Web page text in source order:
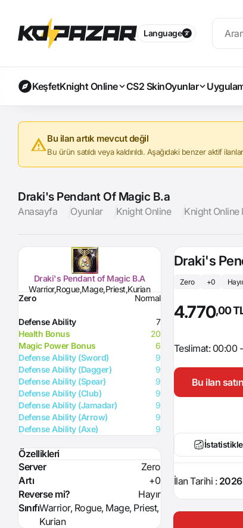
Language
KeşfetKnight Online CS2 SkinOyunlar
Bu ilan artık mevcut değil
Bu ürün satıldı veya kaldırıldı. Aşağıdaki benzer aktif
Draki's Pendant Of Magic B.a
Anasayfa Oyunlar Knight Online Knight Online
Draki's Pendant of Magic B.A
Warrior,Rogue,Mage,Priest,Kurian
Zero
Normal
Defense Ability
7
Health Bonus
20
Magic Power Bonus
6
Defense Ability (Sword)
9
Defense Ability (Dagger)
9
Defense Ability (Spear)
9
Defense Ability (Club)
9
Defense Ability (Jamadar)
9
Defense Ability (Arrow)
9
Defense Ability (Axe)
9
Özellikleri
Server
Zero
Artı
+0
Reverse mi?
Hayır
SınıfıWarrior, Rogue, Mage, Priest,
Kurian
Draki's
Zero +0
4.770,00
Teslimat: 00:00
Bu ilan
İlan Tarihi :